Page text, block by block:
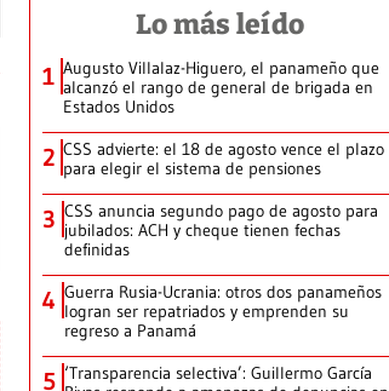
Lo más leído
1 Augusto Villalaz-Higuero, el panameño que
alcanzó el rango de general de brigada en
Estados Unidos
2 CSS advierte: el 18 de agosto vence el plazo
para elegir el sistema de pensiones
3 CSS anuncia segundo pago de agosto para
jubilados: ACH y cheque tienen fechas
definidas
4 Guerra Rusia-Ucrania: otros dos panameños
logran ser repatriados y emprenden su
regreso a Panamá
5 ‘Transparencia selectiva’: Guillermo García